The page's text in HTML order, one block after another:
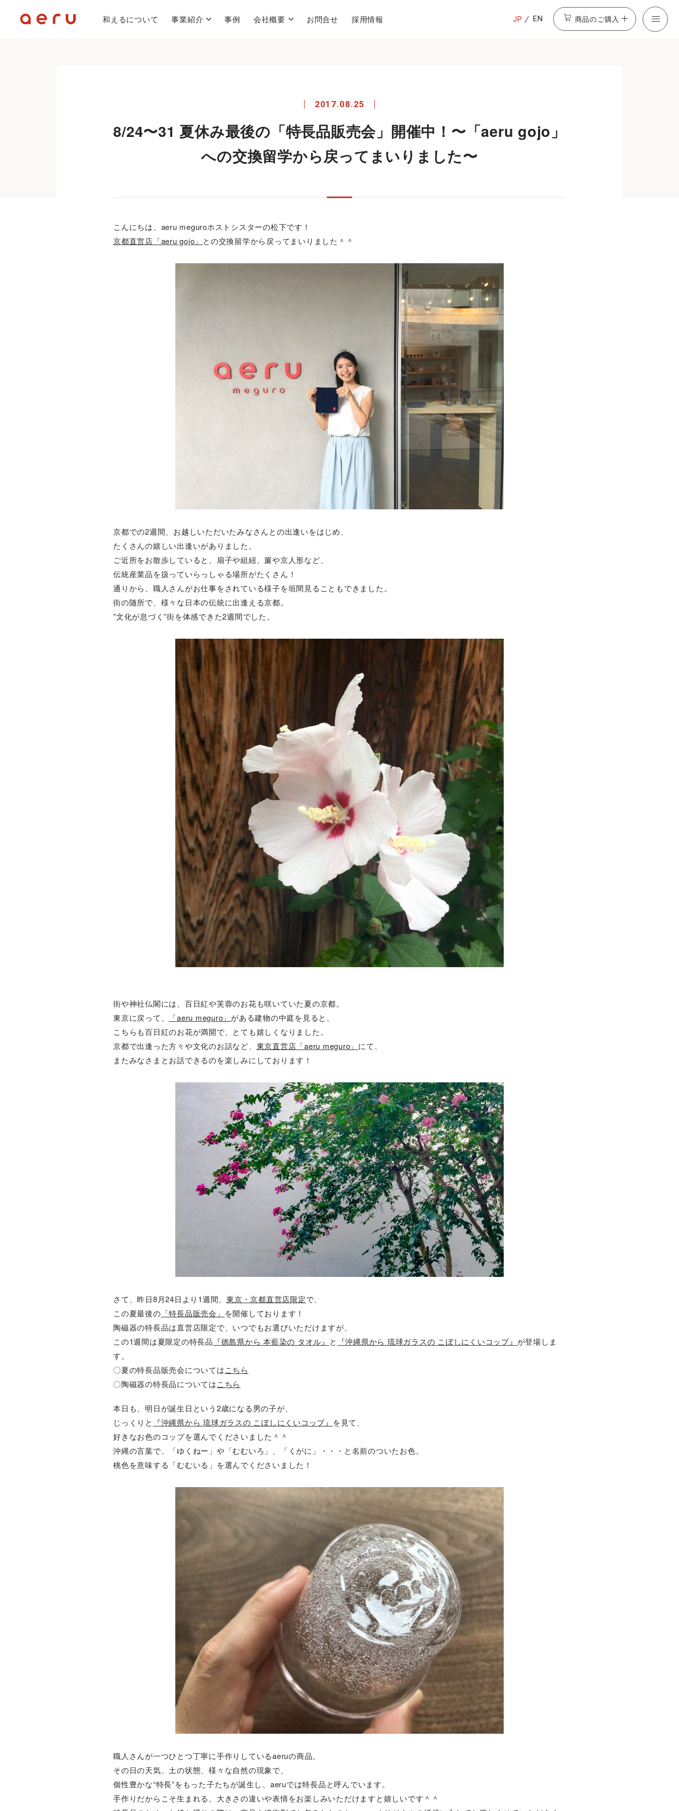
和えるについて 事業紹介 事例 会社概要 お問合せ 採用情報 JP EN 商品のご購入
2017.08.25
8/24〜31 夏休み最後の「特長品販売会」開催中！〜「aeru gojo」
への交換留学から戻ってまいりました〜
こんにちは、aeru meguroホストシスターの松下です！
京都直営店「aeru gojo」 との交換留学から戻ってまいりました＾＾
京都での2週間、お越しいただいたみなさんとの出逢いをはじめ、
たくさんの嬉しい出逢いがありました。
ご近所をお散歩していると、扇子や組紐、簾や京人形など、
伝統産業品を扱っていらっしゃる場所がたくさん！
通りから、職人さんがお仕事をされている様子を垣間見ることもできました。
街の随所で、様々な日本の伝統に出逢える京都。
”文化が息づく”街を体感できた2週間でした。
街や神社仏閣には、百日紅や芙蓉のお花も咲いていた夏の京都。
東京に戻って、
「aeru meguro」 がある建物の中庭を見ると、
こちらも百日紅のお花が満開で、とても嬉しくなりました。
京都で出逢った方々や文化のお話など、 東京直営店「aeru meguro」 にて、
またみなさまとお話できるのを楽しみにしております！
さて、昨日8月24日より1週間、 東京・京都直営店限定で、
この夏最後の 「特長品販売会」 を開催しております！
陶磁器の特長品は直営店限定で、いつでもお選びいただけますが、
この1週間は夏限定の特長品 『徳島県から 本藍染の タオル』 と 『沖縄県から 琉球ガラスの こぼしにくいコップ』 が登場しま
す。
〇夏の特長品販売会についてはこちら
〇陶磁器の特長品についてはこちら
本日も、明日が誕生日という2歳になる男の子が、
じっくりと
『沖縄県から 琉球ガラスの こぼしにくいコップ』 を見て、
好きなお色のコップを選んでくださいました＾＾
沖縄の言葉で、「ゆくねー」や「むむいろ」、「くがに」・・・と名前のついたお色。
桃色を意味する「むむいる」を選んでくださいました！
職人さんが一つひとつ丁寧に手作りしているaeruの商品。
その日の天気、土の状態、様々な自然の現象で、
個性豊かな“特長”をもった子たちが誕生し、aeruでは特長品と呼んでいます。
手作りだからこそ生まれる、大きさの違いや表情をお楽しみいただけますと嬉しいです＾＾